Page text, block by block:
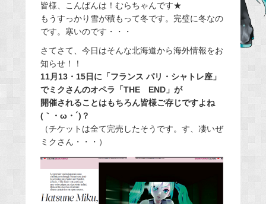
c
e
b
o
o
k
皆様、こんばんは！むらちゃんです★
もうすっかり雪が積もって冬です。完璧に冬なの
です。寒いのです・・・
さてさて、今日はそんな北海道から海外情報をお
知らせ！！
11月13・15日に「フランス パリ・シャトレ座」
でミクさんのオペラ「THE END」が
開催されることはもちろん皆様ご存じですよね
(｀・ω・´)？
（チケットは全て完売したそうです。す、凄いぜ
ミクさん・・・）